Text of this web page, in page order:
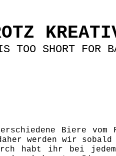
TOO SHORT FOR
Biere vom
werden wir
habt ihr bei jedem